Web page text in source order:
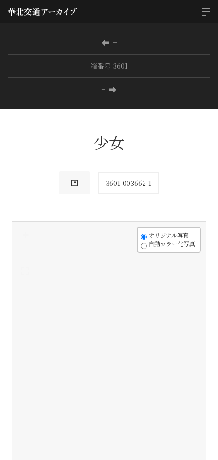
−
箱番号 3601
−
少女
3601-003662-1
オリジナル写真
自動カラー化写真